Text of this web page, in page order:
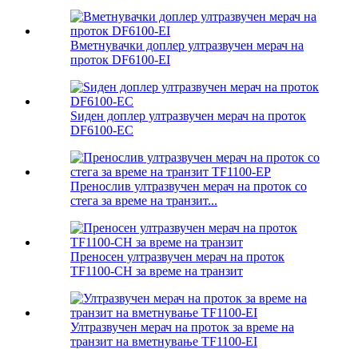
Вметнувачки доплер ултразвучен мерач на
проток DF6100-EI
Ѕиден доплер ултразвучен мерач на проток
DF6100-EC
Пренослив ултразвучен мерач на проток со
стега за време на транзит...
Преносен ултразвучен мерач на проток
TF1100-CH за време на транзит
Ултразвучен мерач на проток за време на
транзит на вметнување TF1100-EI